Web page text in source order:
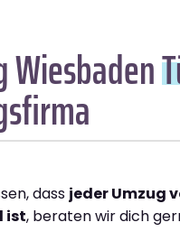
Wiesbaden
dass jeder Umzug
ist, beraten wir dich